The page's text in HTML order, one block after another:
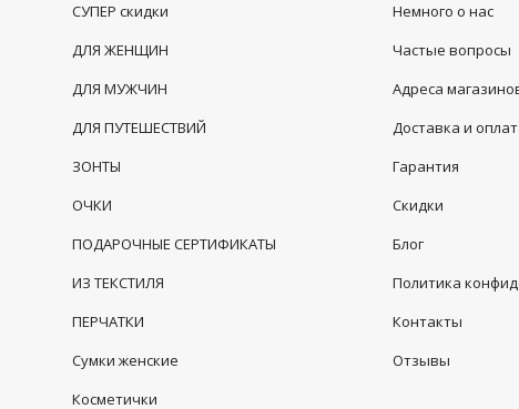
СУПЕР скидки
ДЛЯ ЖЕНЩИН
ДЛЯ МУЖЧИН
ДЛЯ ПУТЕШЕСТВИЙ
ЗОНТЫ
ОЧКИ
ПОДАРОЧНЫЕ СЕРТИФИКАТЫ
ИЗ ТЕКСТИЛЯ
ПЕРЧАТКИ
Сумки женские
Косметички
Немного о нас
Частые вопросы
Адреса
Доставка и
Гарантия
Скидки
Блог
Политика
Контакты
Отзывы